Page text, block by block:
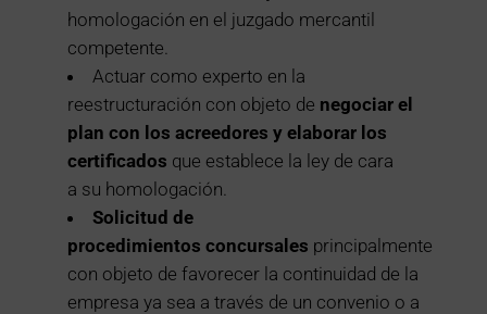
homologación en el juzgado mercantil
competente.
Actuar como experto en la
reestructuración con objeto de negociar el
plan con los acreedores y elaborar los
certificados que establece la ley de cara
a su homologación.
Solicitud de
procedimientos concursales principalmente
con objeto de favorecer la continuidad de la
empresa ya sea a través de un convenio o a